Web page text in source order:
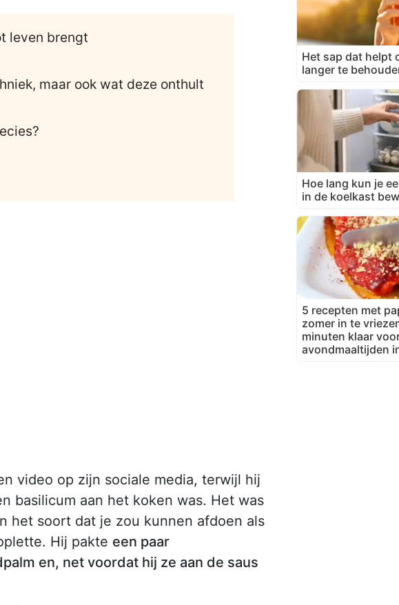
leven brengt
maar ook wat deze onthult
video op zijn sociale media, terwijl hij
basilicum aan het koken was. Het was
het soort dat je zou kunnen afdoen als
Hij pakte een paar
en, net voordat hij ze aan de saus
Het sap dat helpt
langer te
Hoe lang kun je
in de koelkast
5 recepten met
zomer in te
minuten klaar
avondmaaltijden